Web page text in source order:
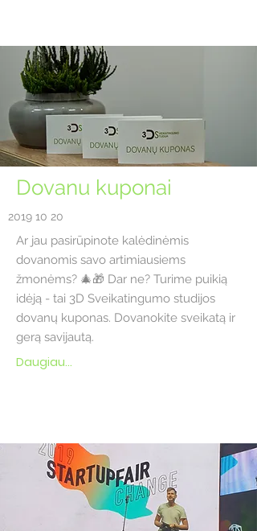
Dovanu kuponai
2019 10 20
Ar jau pasirūpinote kalėdinėmis
dovanomis savo artimiausiems
žmonėms? 🎄🎁 Dar ne? Turime puikią
idėją - tai 3D Sveikatingumo studijos
dovanų kuponas. Dovanokite sveikatą ir
gerą savijautą.
Daugiau...